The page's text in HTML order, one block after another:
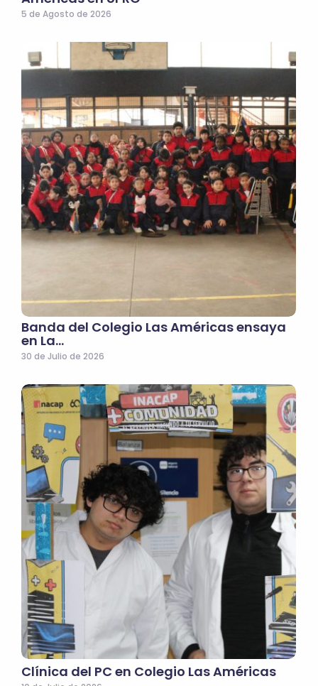
5 de Agosto de 2026
Banda del Colegio Las Américas ensaya
en La…
30 de Julio de 2026
Clínica del PC en Colegio Las Américas